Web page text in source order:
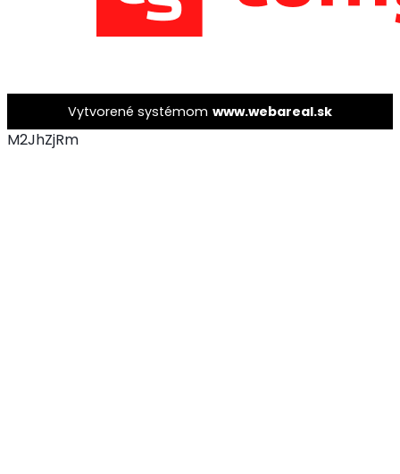
Vytvorené systémom www.webareal.sk
M2JhZjRm